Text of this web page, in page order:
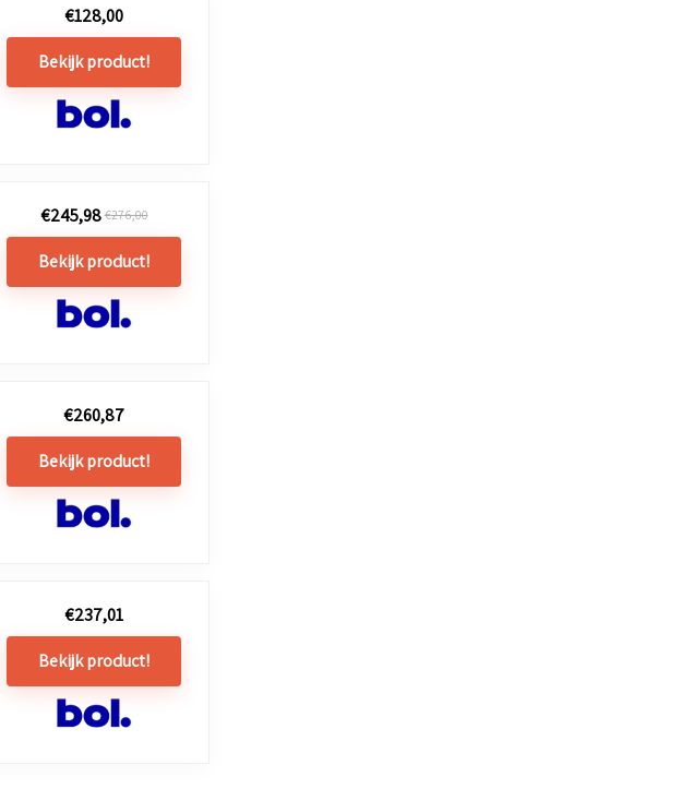
€128,00
Bekijk product!
€245,98€276,00
Bekijk product!
€260,87
Bekijk product!
€237,01
Bekijk product!